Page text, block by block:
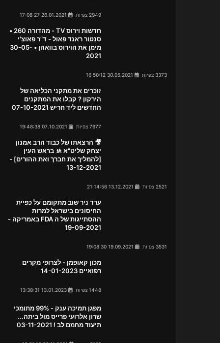
2949 צפיות
חדשות וירוס TV - מהדורה 260 •
סנטור ראנד פאול - ד"ר פאוצ'י
מימן את הוירוס בוואהן • 30-05-
2021
3373 צפיות
זוכרים את מתקני הכליאה של
הירקון ? קבלו את המתקנים
החדשים ליד חריש 07-10-2021
7977 צפיות
🎥 הרצאתו של כבוד הרב אמנון
יצחק שליט"א 🚸 בראש העין
[להמליך את חברך ואת ההורים] -
13-12-2021
2521 צפיות
ערד ניר שוב מתקומם על כפיית
החיסונים בישראל למרות
ההסתייגות של ה FDA באמריקה -
19-09-2021
3531 צפיות
מכון קאופמן - לצרופי מקרים
רפואיים 14-01-2023
1448 צפיות
מפגן תמיכה ענק - 99% מתומכי
שרון אלרועי פרייס מול ביתה...
תיעוד מחמם לב ! 03-11-2021